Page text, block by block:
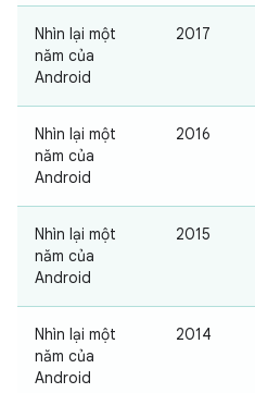
Nhìn lại một
năm của
Android
2017
Nhìn lại một
năm của
Android
2016
Nhìn lại một
năm của
Android
2015
Nhìn lại một
năm của
Android
2014